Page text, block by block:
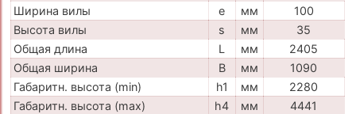
Ширина вилы e мм
100
Высота вилы
s мм
35
Общая длина
L мм
2405
Общая ширина
B мм
1090
Габаритн. высота (min)
h1 мм
2280
Габаритн. высота (max)
h4 мм
4441